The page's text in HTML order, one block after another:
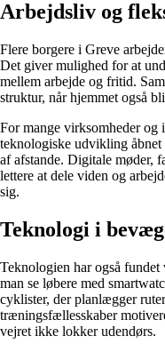
Arbejdsliv og
Flere borgere i Greve
Det giver mulighed for at
mellem arbejde og fritid.
struktur, når hjemmet også
For mange virksomheder og
teknologiske udvikling
af afstande. Digitale møder,
lettere at dele viden og
sig.
Teknologi i
Teknologien har også
man se løbere med
cyklister, der planlægger
træningsfællesskaber
vejret ikke lokker udendørs.